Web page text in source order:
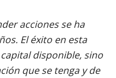
acciones se ha
El éxito en esta
disponible, sino
que se tenga y de